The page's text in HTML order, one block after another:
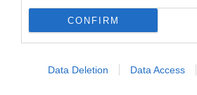
CONFIRM
Data Deletion Data Access
One Teaspoon And All The
Die Instantly